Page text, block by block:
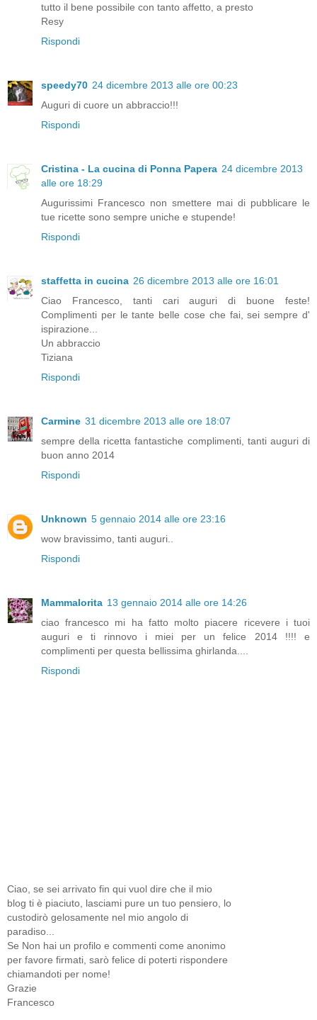
tutto il bene possibile con tanto affetto, a presto
Resy
Rispondi
speedy70 24 dicembre 2013 alle ore 00:23
Auguri di cuore un abbraccio!!!
Rispondi
Cristina - La cucina di Ponna Papera 24 dicembre 2013
alle ore 18:29
Augurissimi Francesco non smettere mai di pubblicare le
tue ricette sono sempre uniche e stupende!
Rispondi
staffetta in cucina 26 dicembre 2013 alle ore 16:01
Ciao Francesco, tanti cari auguri di buone feste!
Complimenti per le tante belle cose che fai, sei sempre d'
ispirazione...
Un abbraccio
Tiziana
Rispondi
Carmine 31 dicembre 2013 alle ore 18:07
sempre della ricetta fantastiche complimenti, tanti auguri di
buon anno 2014
Rispondi
Unknown 5 gennaio 2014 alle ore 23:16
wow bravissimo, tanti auguri..
Rispondi
Mammalorita 13 gennaio 2014 alle ore 14:26
ciao francesco mi ha fatto molto piacere ricevere i tuoi
auguri e ti rinnovo i miei per un felice 2014 !!!! e
complimenti per questa bellissima ghirlanda....
Rispondi
Ciao, se sei arrivato fin qui vuol dire che il mio
blog ti è piaciuto, lasciami pure un tuo pensiero, lo
custodirò gelosamente nel mio angolo di
paradiso...
Se Non hai un profilo e commenti come anonimo
per favore firmati, sarò felice di poterti rispondere
chiamandoti per nome!
Grazie
Francesco